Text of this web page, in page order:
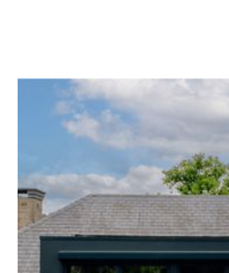
Hoeveel kost een dakkapel?
De prijs van een dakkapel
meerdere factoren, zoals de
hoe breed je